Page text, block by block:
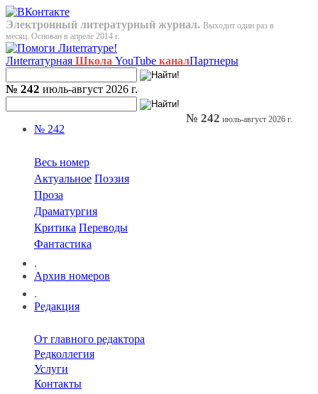
Электронный литературный журнал. Выходит один раз в
месяц. Основан в апреле 2014 г.
Лиterraтурная Школа YouTube каналПартнеры
№ 242 июль-август 2026 г.
№ 242
Весь номер
Актуальное Поэзия
Проза
Драматургия
Критика Переводы
Фантастика
.
Архив номеров
.
Редакция
От главного редактора
Редколлегия
Услуги
Контакты
№ 242 июль-август 2026 г.